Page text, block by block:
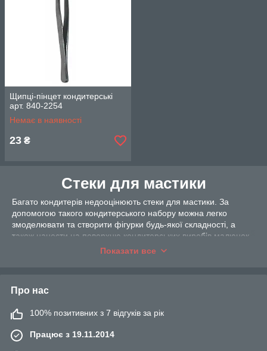
Щипці-пінцет кондитерські
арт. 840-2254
Немає в наявності
23 ₴
Стеки для мастики
Багато кондитерів недооцінюють стеки для мастики. За
допомогою такого кондитерського набору можна легко
змоделювати та створити фігурки будь-якої складності, а
також нанести на поверхню кондитерських виробів малюнок
створення вигинів для надання правильної форми.
нагадує крапельку.
"Дрезденівський". Підходить для малювання
Показати все
Про нас
100% позитивних з 7 відгуків за рік
Працює з 19.11.2014